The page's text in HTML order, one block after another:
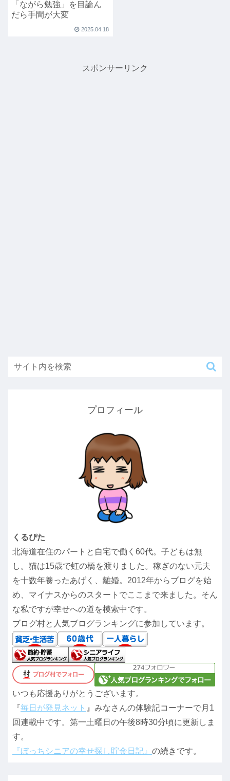
「ながら勉強」を目論ん
だら手間が大変
2025.04.18
スポンサーリンク
プロフィール
くるぴた
北海道在住のパートと自宅で働く60代。子どもは無
し。猫は15歳で虹の橋を渡りました。稼ぎのない元夫
を十数年養ったあげく、離婚。2012年からブログを始
め、マイナスからのスタートでここまで来ました。そん
な私ですが幸せへの道を模索中です。
ブログ村と人気ブログランキングに参加しています。
いつも応援ありがとうございます。
『毎日が発見ネット 』みなさんの体験記コーナーで月1
回連載中です。第一土曜日の午後8時30分頃に更新しま
す。
『ぼっちシニアの幸せ探し貯金日記』 の続きです。